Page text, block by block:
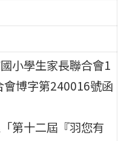
小學生家長聯合會1
博字第240016號函
第十二屆『羽您有